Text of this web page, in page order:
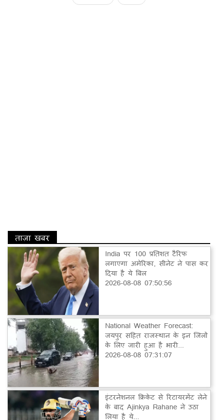
ताज़ा खबर
India पर 100 प्रतिशत टैरिफ
लगाएगा अमेरिका, सीनेट ने पास कर
दिया है ये बिल
2026-08-08 07:50:56
National Weather Forecast:
जयपुर सहित राजस्थान के इन जिलों
के लिए जारी हुआ है भारी...
2026-08-08 07:31:07
इंटरनेशनल क्रिकेट से रिटायरमेंट लेने
के बाद Ajinkya Rahane ने उठा
लिया है ये...